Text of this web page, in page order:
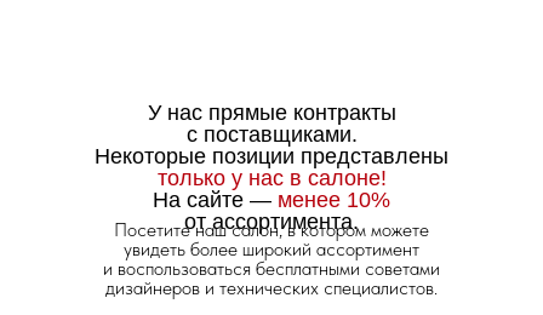
У нас прямые контракты
с поставщиками.
Некоторые позиции представлены
только у нас в салоне!
На сайте — менее 10%
от ассортимента.
Посетите наш салон, в котором можете
увидеть более широкий ассортимент
и воспользоваться бесплатными советами
дизайнеров и технических специалистов.